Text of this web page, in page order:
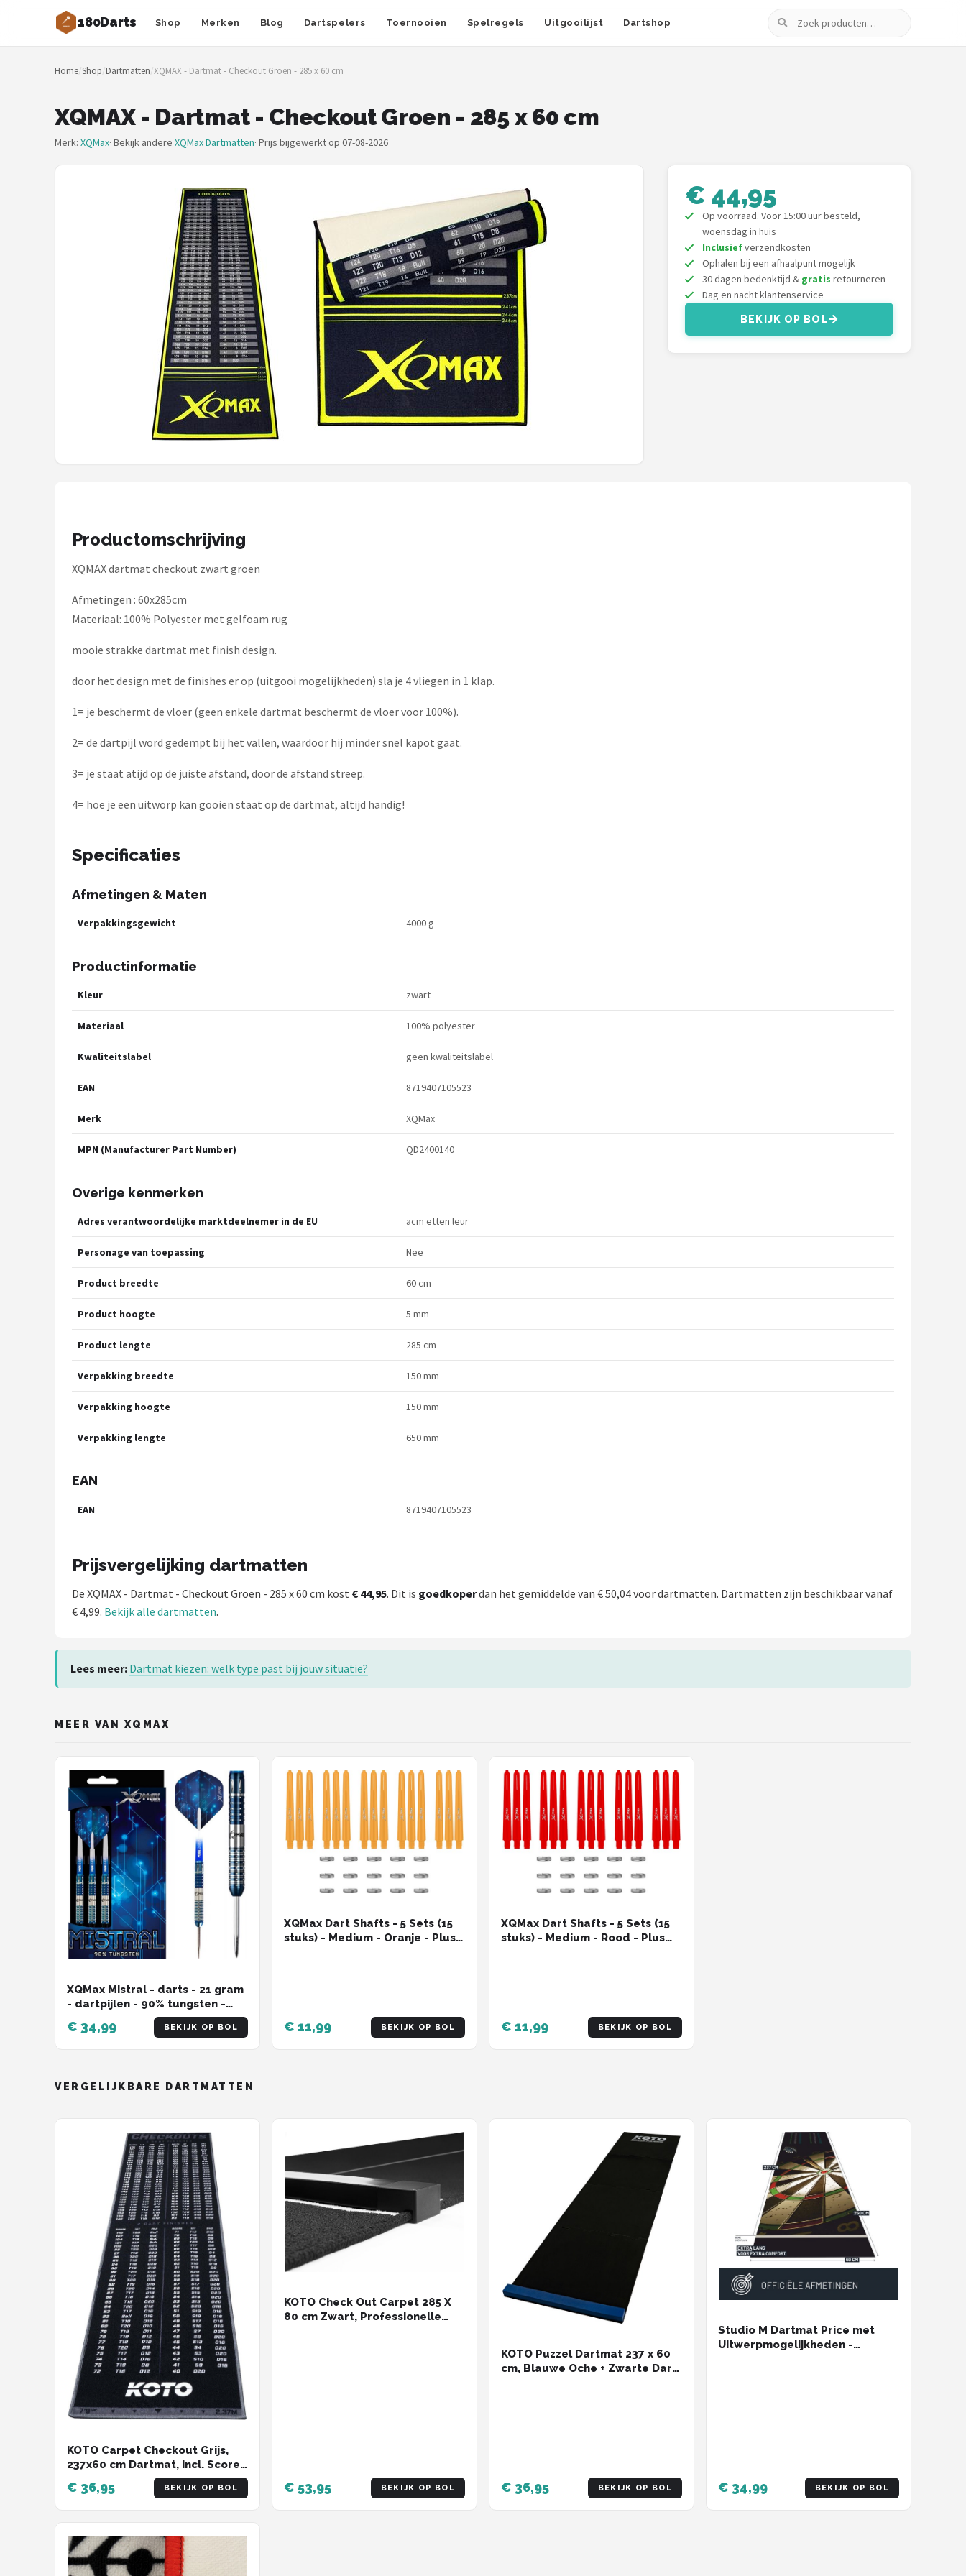
180Darts Shop Merken Blog Dartspelers Toernooien Spelregels Uitgooilijst Dartshop
Zoeken
Zoeken
NAVIGATIE
Merken
ABC Darts
Harrows
Unicorn
Red Dragon
Home/Shop/Dartmatten/XQMAX - Dartmat - Checkout Groen - 285 x 60 cm
XQMAX - Dartmat - Checkout Groen - 285 x 60 cm
Merk: XQMax· Bekijk andere XQMax Dartmatten· Prijs bijgewerkt op 07-08-2026
€ 44,95
Op voorraad. Voor 15:00 uur besteld,
woensdag in huis
Inclusiefverzendkosten
Ophalen bij een afhaalpunt mogelijk
30 dagen bedenktijd & gratis retourneren
Dag en nacht klantenservice
BEKIJK OP BOL
Productomschrijving
XQMAX dartmat checkout zwart groen
Afmetingen : 60x285cm
Materiaal: 100% Polyester met gelfoam rug
mooie strakke dartmat met finish design.
door het design met de finishes er op (uitgooi mogelijkheden) sla je 4 vliegen in 1 klap.
1= je beschermt de vloer (geen enkele dartmat beschermt de vloer voor 100%).
2= de dartpijl word gedempt bij het vallen, waardoor hij minder snel kapot gaat.
3= je staat atijd op de juiste afstand, door de afstand streep.
4= hoe je een uitworp kan gooien staat op de dartmat, altijd handig!
Specificaties
Afmetingen & Maten
Verpakkingsgewicht 4000 g
Productinformatie
Kleur zwart
Materiaal 100% polyester
Kwaliteitslabel geen kwaliteitslabel
EAN 8719407105523
Merk XQMax
MPN (Manufacturer Part Number) QD2400140
Overige kenmerken
Adres verantwoordelijke marktdeelnemer in de EU acm etten leur
Personage van toepassing Nee
Product breedte 60 cm
Product hoogte 5 mm
Product lengte 285 cm
Verpakking breedte 150 mm
Verpakking hoogte 150 mm
Verpakking lengte 650 mm
EAN
EAN 8719407105523
Prijsvergelijking dartmatten
De XQMAX - Dartmat - Checkout Groen - 285 x 60 cm kost € 44,95. Dit is goedkoperdan het gemiddelde van € 50,04 voor dartmatten. Dartmatten zijn beschikbaar vanaf
€ 4,99. Bekijk alle dartmatten.
Lees meer: Dartmat kiezen: welk type past bij jouw situatie?
MEER VAN XQMAX
XQMax Mistral - darts - 21 gram
- dartpijlen - 90% tungsten -
€ 34,99 BEKIJK OP BOL
XQMax Dart Shafts - 5 Sets (15
stuks) - Medium - Oranje - Plus
€ 11,99 BEKIJK OP BOL
XQMax Dart Shafts - 5 Sets (15
stuks) - Medium - Rood - Plus
€ 11,99 BEKIJK OP BOL
VERGELIJKBARE DARTMATTEN
KOTO Carpet Checkout Grijs,
237x60 cm Dartmat, Incl. Score-
indicatie en Oche, Professionele
Dart mat, Bescherming Vloer &
Dartbord
€ 36,95 BEKIJK OP BOL
KOTO Check Out Carpet 285 X
80 cm Zwart, Professionelle
€ 53,95 BEKIJK OP BOL
KOTO Puzzel Dartmat 237 x 60
cm, Blauwe Oche + Zwarte Dart
€ 36,95 BEKIJK OP BOL
Studio M Dartmat Price met
Uitwerpmogelijkheden -
€ 34,99 BEKIJK OP BOL